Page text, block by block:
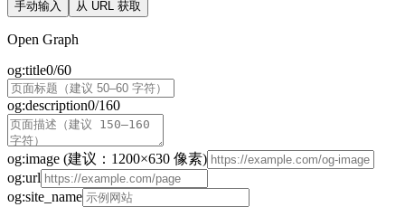
手动输入 从 URL 获取
Open Graph
og:title0/60
og:description0/160
og:image (建议：1200×630 像素)
og:url
og:site_name